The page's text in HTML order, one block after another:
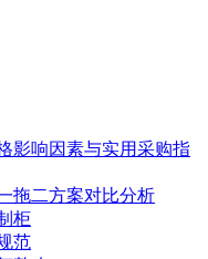
影响因素与实用采购指
拖二方案对比分析
柜
范